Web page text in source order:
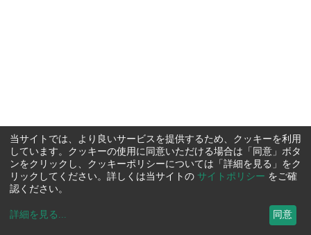
当サイトでは、より良いサービスを提供するため、クッキーを利用
しています。クッキーの使用に同意いただける場合は「同意」ボタ
ンをクリックし、クッキーポリシーについては「詳細を見る」をク
リックしてください。詳しくは当サイトの サイトポリシー をご確
認ください。
詳細を見る ... 同意